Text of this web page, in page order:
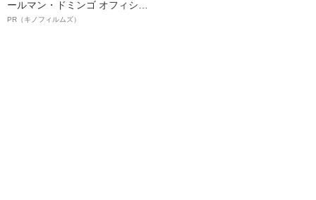
ールマン・ドミンゴ オフィシャ
ルインタビュー“観客を魅了した
PR（キノフィルムズ）